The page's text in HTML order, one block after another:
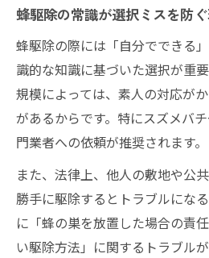
蜂駆除の常識が選択ミスを防
蜂駆除の際には「自分でできる
識的な知識に基づいた選択が重
規模によっては、素人の対応が
があるからです。特にスズメバ
門業者への依頼が推奨されます。
また、法律上、他人の敷地や公
勝手に駆除するとトラブルにな
に「蜂の巣を放置した場合の責
い駆除方法」に関するトラブル